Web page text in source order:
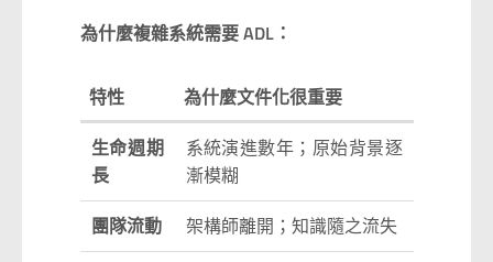
為什麼複雜系統需要 ADL：
特性
為什麼文件化很重要
生命週期
長
系統演進數年；原始背景逐
漸模糊
團隊流動
架構師離開；知識隨之流失